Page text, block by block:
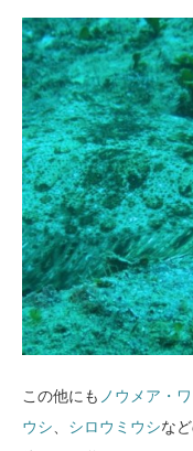
この他にも ノウメア・
ウシ、 シロウミウシな